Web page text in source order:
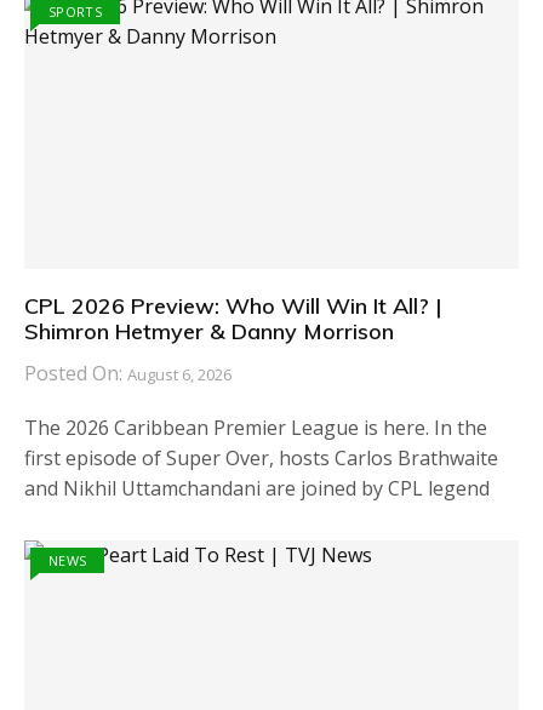
SPORTS
CPL 2026 Preview: Who Will Win It All? |
Shimron Hetmyer & Danny Morrison
Posted On: August 6, 2026
The 2026 Caribbean Premier League is here. In the
first episode of Super Over, hosts Carlos Brathwaite
and Nikhil Uttamchandani are joined by CPL legend
NEWS